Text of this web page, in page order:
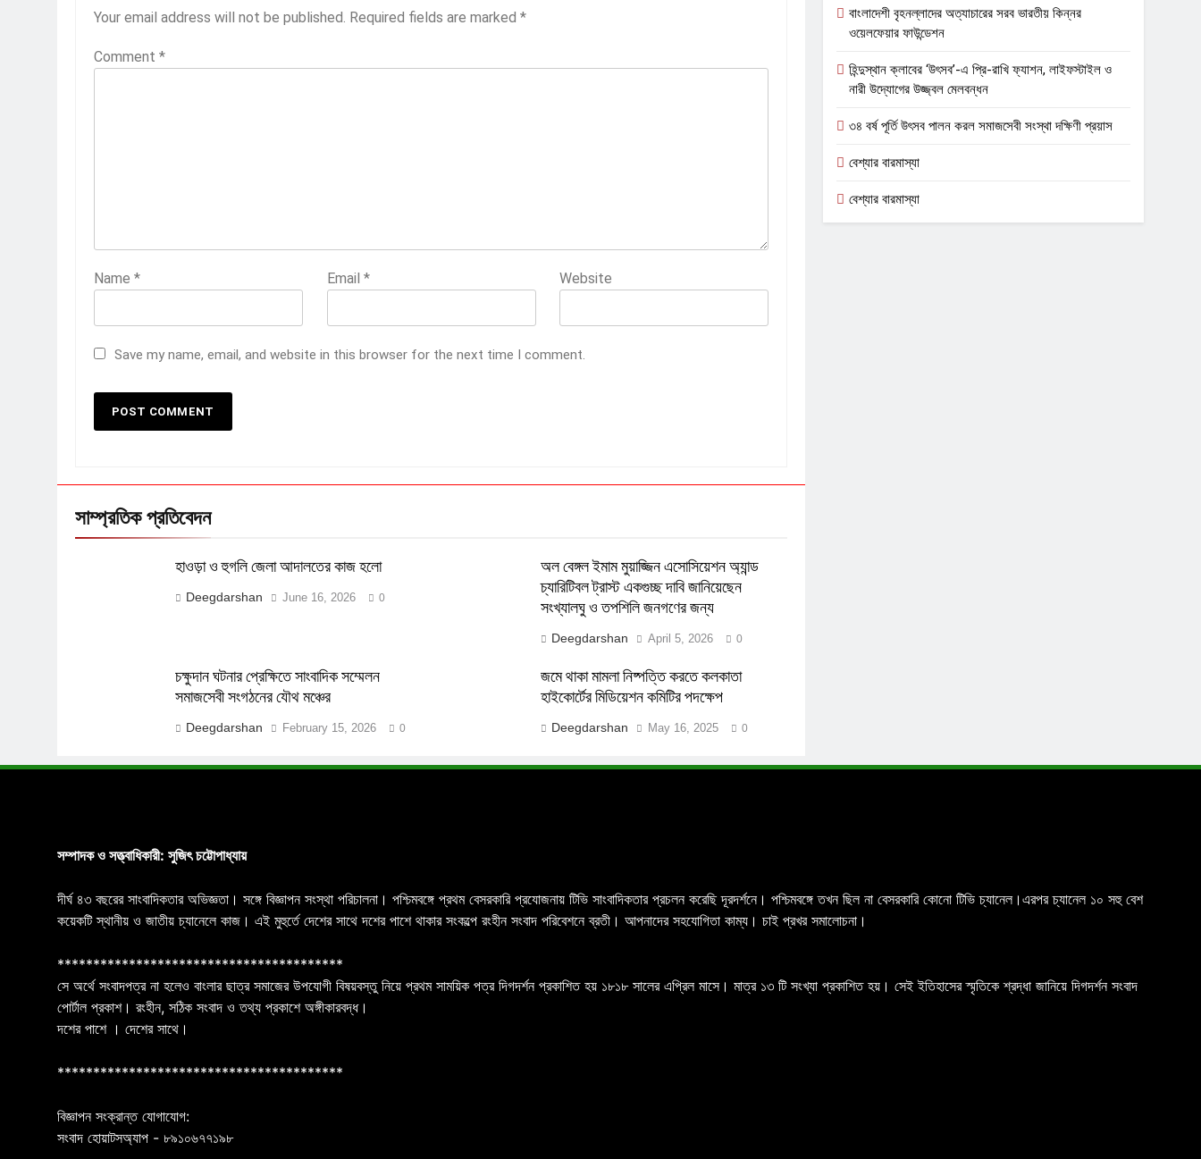
Your email address will not be published. Required fields are marked *
Comment *
Name * Email * Website
Save my name, email, and website in this browser for the next time I comment.
সাম্প্রতিক প্রতিবেদন
হাওড়া ও হুগলি জেলা আদালতের কাজ হলো
Deegdarshan June 16, 2026 0
অল বেঙ্গল ইমাম মুয়াজ্জিন এসোসিয়েশন অ্যান্ড
চ্যারিটিবল ট্রাস্ট একগুচ্ছ দাবি জানিয়েছেন
সংখ্যালঘু ও তপশিলি জনগণের জন্য
Deegdarshan April 5, 2026 0
চক্ষুদান ঘটনার প্রেক্ষিতে সাংবাদিক সম্মেলন
সমাজসেবী সংগঠনের যৌথ মঞ্চের
Deegdarshan February 15, 2026 0
জমে থাকা মামলা নিষ্পত্তি করতে কলকাতা
হাইকোর্টের মিডিয়েশন কমিটির পদক্ষেপ
Deegdarshan May 16, 2025 0
বাংলাদেশী বৃহনল্লাদের অত্যাচারের সরব ভারতীয় কিন্নর
ওয়েলফেয়ার ফাউন্ডেশন
হিন্দুস্থান ক্লাবের ‘উৎসব’-এ প্রি-রাখি ফ্যাশন, লাইফস্টাইল ও
নারী উদ্যোগের উজ্জ্বল মেলবন্ধন
৩৪ বর্ষ পূর্তি উৎসব পালন করল সমাজসেবী সংস্থা দক্ষিণী প্রয়াস
বেশ্যার বারমাস্যা
বেশ্যার বারমাস্যা
সম্পাদক ও সত্ত্বাধিকারী: সুজিৎ চট্টোপাধ্যায়
দীর্ঘ ৪৩ বছরের সাংবাদিকতার অভিজ্ঞতা। সঙ্গে বিজ্ঞাপন সংস্থা পরিচালনা। পশ্চিমবঙ্গে প্রথম বেসরকারি প্রযোজনায় টিভি সাংবাদিকতার প্রচলন করেছি দূরদর্শনে। পশ্চিমবঙ্গে তখন ছিল না বেসরকারি কোনো টিভি চ্যানেল।এরপর চ্যানেল ১০ সহু বেশ
কয়েকটি স্থানীয় ও জাতীয় চ্যানেলে কাজ। এই মুহুর্তে দেশের সাথে দশের পাশে থাকার সংকল্পে রংহীন সংবাদ পরিবেশনে ব্রতী। আপনাদের সহযোগিতা কাম্য। চাই প্রখর সমালোচনা।
****************************************
সে অর্থে সংবাদপত্র না হলেও বাংলার ছাত্র সমাজের উপযোগী বিষয়বস্তু নিয়ে প্রথম সাময়িক পত্র দিগদর্শন প্রকাশিত হয় ১৮১৮ সালের এপ্রিল মাসে। মাত্র ১৩ টি সংখ্যা প্রকাশিত হয়। সেই ইতিহাসের স্মৃতিকে শ্রদ্ধা জানিয়ে দিগদর্শন সংবাদ
পোর্টাল প্রকাশ। রংহীন, সঠিক সংবাদ ও তথ্য প্রকাশে অঙ্গীকারবদ্ধ।
দশের পাশে । দেশের সাথে।
****************************************
বিজ্ঞাপন সংক্রান্ত যোগাযোগ:
সংবাদ হোয়াটসঅ্যাপ - ৮৯১০৬৭৭১৯৮